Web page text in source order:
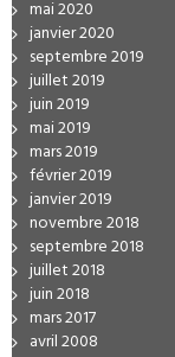
mai 2020
janvier 2020
septembre 2019
juillet 2019
juin 2019
mai 2019
mars 2019
février 2019
janvier 2019
novembre 2018
septembre 2018
juillet 2018
juin 2018
mars 2017
avril 2008